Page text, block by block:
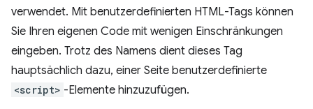
verwendet. Mit benutzerdefinierten HTML-Tags können
Sie Ihren eigenen Code mit wenigen Einschränkungen
eingeben. Trotz des Namens dient dieses Tag
hauptsächlich dazu, einer Seite benutzerdefinierte
<script> -Elemente hinzuzufügen.